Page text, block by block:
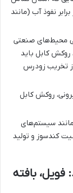
نفوذ آب (مانند
محیط‌های صنعتی
روکش کابل باید
تخریب زودرس
روکش کابل
سیستم‌های
کندسوز و تولید
فویل، بافته